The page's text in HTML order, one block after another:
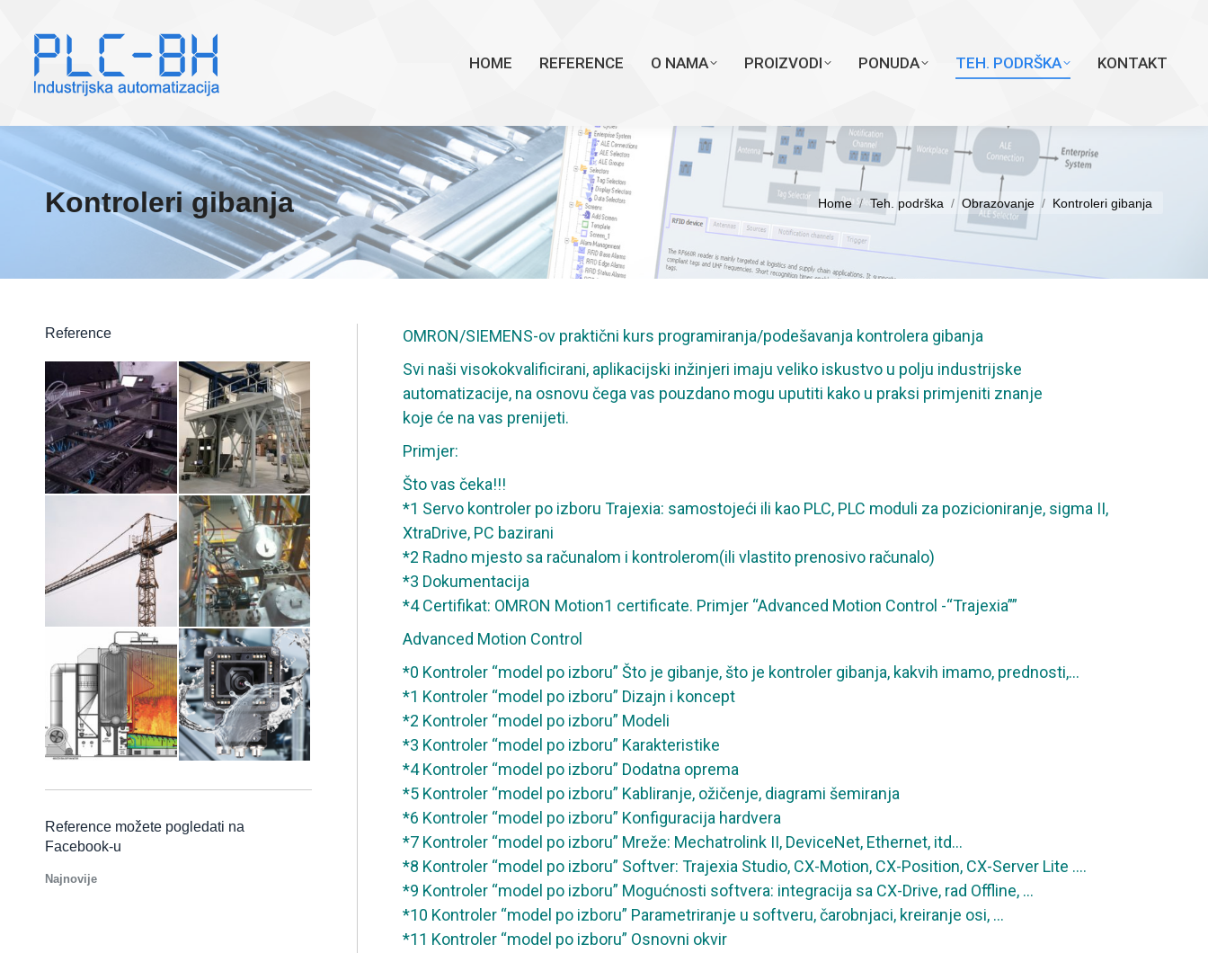
HOME REFERENCE O NAMA PROIZVODI PONUDA TEH. PODRŠKA KONTAKT
Kontroleri gibanja You are here:
Home Teh. podrška Obrazovanje Kontroleri gibanja
OMRON/SIEMENS-ov praktični kurs programiranja/podešavanja kontrolera gibanja
Svi naši visokokvalificirani, aplikacijski inžinjeri imaju veliko iskustvo u polju industrijske
automatizacije, na osnovu čega vas pouzdano mogu uputiti kako u praksi primjeniti znanje
koje će na vas prenijeti.
Primjer:
Što vas čeka!!!
*1 Servo kontroler po izboru Trajexia: samostojeći ili kao PLC, PLC moduli za pozicioniranje, sigma II,
XtraDrive, PC bazirani
*2 Radno mjesto sa računalom i kontrolerom(ili vlastito prenosivo računalo)
*3 Dokumentacija
*4 Certifikat: OMRON Motion1 certificate. Primjer “Advanced Motion Control -“Trajexia””
Advanced Motion Control
*0 Kontroler “model po izboru” Što je gibanje, što je kontroler gibanja, kakvih imamo, prednosti,…
*1 Kontroler “model po izboru” Dizajn i koncept
*2 Kontroler “model po izboru” Modeli
*3 Kontroler “model po izboru” Karakteristike
*4 Kontroler “model po izboru” Dodatna oprema
*5 Kontroler “model po izboru” Kabliranje, ožičenje, diagrami šemiranja
*6 Kontroler “model po izboru” Konfiguracija hardvera
*7 Kontroler “model po izboru” Mreže: Mechatrolink II, DeviceNet, Ethernet, itd…
*8 Kontroler “model po izboru” Softver: Trajexia Studio, CX-Motion, CX-Position, CX-Server Lite ….
*9 Kontroler “model po izboru” Mogućnosti softvera: integracija sa CX-Drive, rad Offline, …
*10 Kontroler “model po izboru” Parametriranje u softveru, čarobnjaci, kreiranje osi, …
*11 Kontroler “model po izboru” Osnovni okvir
Reference
Reference možete pogledati na
Facebook-u
Najnovije